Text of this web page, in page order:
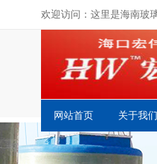
欢迎访问：这里是海南玻
网站首页 关于我们